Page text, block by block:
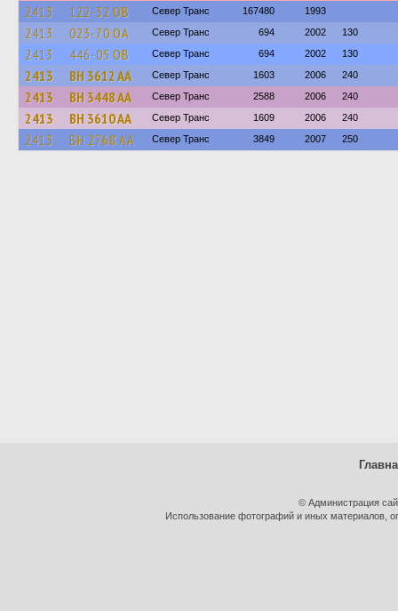
2413 122-32 ОВ Север Транс 167480 1993
2413 023-70 ОА Север Транс 694 2002 130
2413 446-05 ОВ Север Транс 694 2002 130
2413 BH 3612 AA Север Транс 1603 2006 240
2413 BH 3448 AA Север Транс 2588 2006 240
2413 BH 3610 AA Север Транс 1609 2006 240
2413 BH 2768 AA Север Транс 3849 2007 250
© Администрация
Использование фотографий и иных материалов,